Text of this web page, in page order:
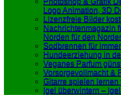
Logo Animation, 3D
Lizenzfreie Bilder
Nachrichtenmagazin
Norden für den
Sodbrennen für
Hundeerziehung in
Veganes Parfum
Vorsorgevollmacht &
Gitarre spielen lernen
Igel überwintern –